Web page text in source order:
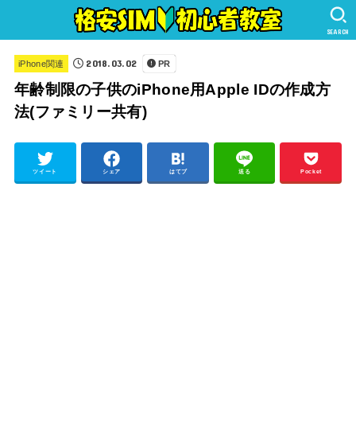
SEARCH
iPhone関連 2018.03.02 PR
年齢制限の子供のiPhone用Apple IDの作成方
法(ファミリー共有)
ツイート シェア はてブ 送る Pocket